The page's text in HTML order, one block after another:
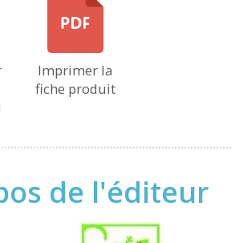
Imprimer la
fiche produit
de l'éditeur